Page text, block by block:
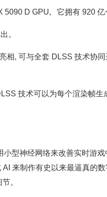
5090 D GPU, 它拥有 920
。
相, 可与全套 DLSS 技术协
技术可以为每个渲染帧
型神经网络来改善实时游
来制作有史以来最逼真的
。